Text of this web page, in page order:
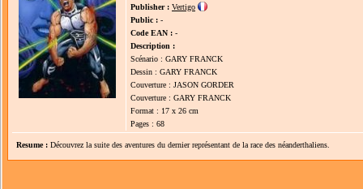
Publisher : Vertigo
Public : -
Code EAN : -
Description :
Scénario : GARY FRANCK
Dessin : GARY FRANCK
Couverture : JASON GORDER
Couverture : GARY FRANCK
Format : 17 x 26 cm
Pages : 68
Resume : Découvrez la suite des aventures du dernier représentant de la race des néanderthaliens.